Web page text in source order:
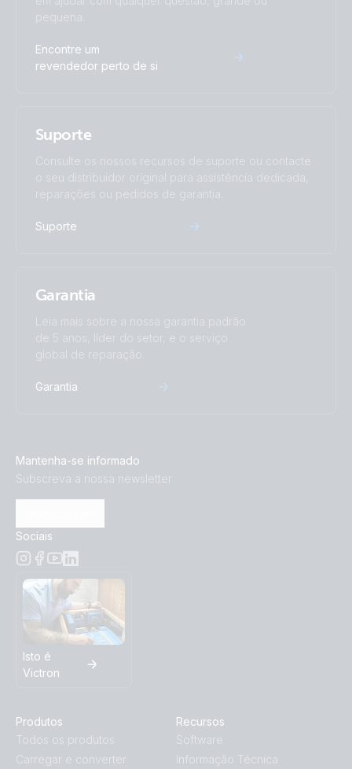
pequena.
Encontre um
revendedor perto de si
Suporte
Consulte os nossos recursos de suporte ou contacte
o seu distribuidor original para assistência dedicada,
reparações ou pedidos de garantia.
Suporte
Garantia
Leia mais sobre a nossa garantia padrão
de 5 anos, líder do setor, e o serviço
global de reparação.
Garantia
Mantenha-se informado
Subscreva a nossa newsletter
Sociais
Isto é
Victron
Produtos
Todos os produtos
Carregar e converter
Recursos
Software
Informação Técnica